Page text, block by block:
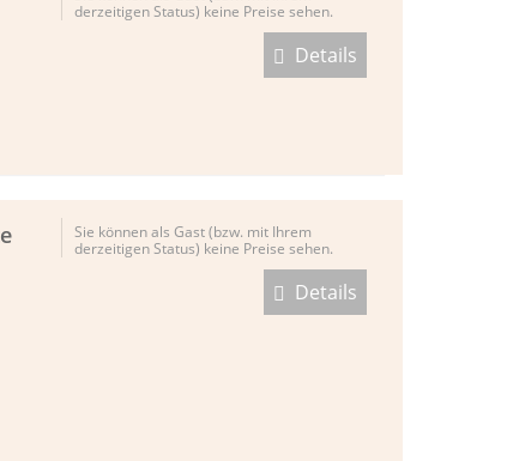
derzeitigen Status) keine Preise sehen.
Details
Sie können als Gast (bzw. mit Ihrem
derzeitigen Status) keine Preise sehen.
Details